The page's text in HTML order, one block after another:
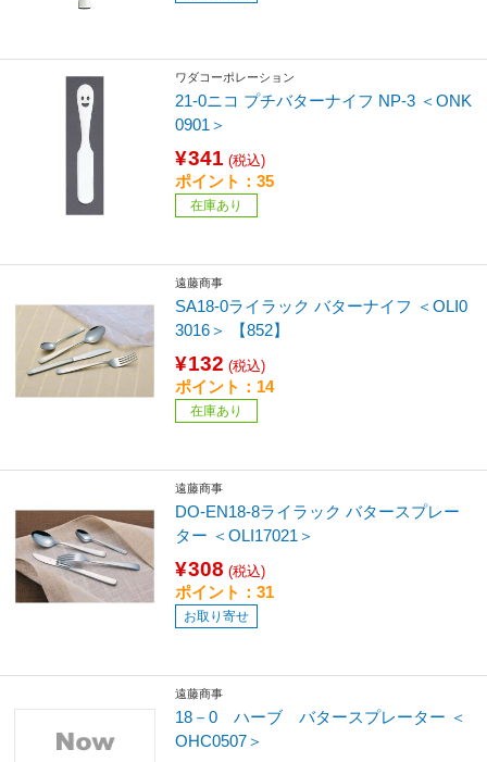
ワダコーポレーション
21-0ニコ プチバターナイフ NP-3 ＜ONK
0901＞
¥341 (税込)
ポイント：35
在庫あり
遠藤商事
SA18-0ライラック バターナイフ ＜OLI0
3016＞ 【852】
¥132 (税込)
ポイント：14
在庫あり
遠藤商事
DO-EN18-8ライラック バタースプレー
ター ＜OLI17021＞
¥308 (税込)
ポイント：31
お取り寄せ
遠藤商事
18－0 ハーブ バタースプレーター ＜
OHC0507＞